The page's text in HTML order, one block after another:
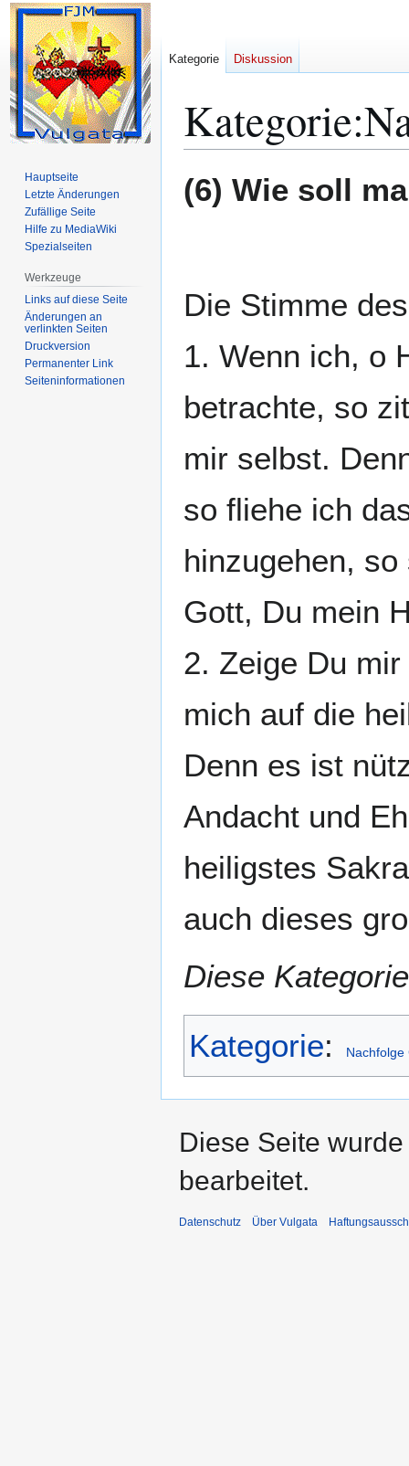
Kategorie:
Navigation
Suche
(6) Wie soll
Die Stimme
1. Wenn ich, o
betrachte, so
mir selbst.
so fliehe ich
hinzugehen,
Gott, Du mein
2. Zeige Du
mich auf die
Denn es ist
Andacht und
heiligstes
auch dieses
Diese
Kategorie: Nachfolge
Kategorie Diskussion
Hauptseite
Letzte Änderungen
Zufällige Seite
Hilfe zu MediaWiki
Spezialseiten
Werkzeuge
Links auf diese Seite
Änderungen an
verlinkten Seiten
Druckversion
Permanenter Link
Seiten­­informationen
Diese Seite
bearbeitet.
Datenschutz Über Vulgata